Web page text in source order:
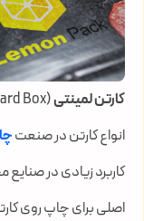
کارتن لمینتی
انواع کارتن در صنعت
اصلی برای چاپ روی